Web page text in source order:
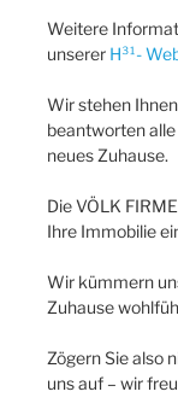
Weitere
unserer H³¹-
Wir stehen
beantworten
neues Zuhause.
Die VÖLK
Ihre Immobilie
Wir kümmern
Zuhause
Zögern Sie also
uns auf – wir